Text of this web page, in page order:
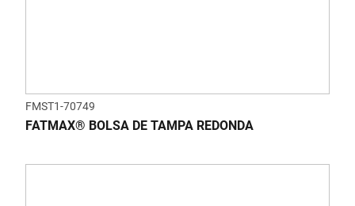
FMST1-70749
FATMAX® BOLSA DE TAMPA REDONDA